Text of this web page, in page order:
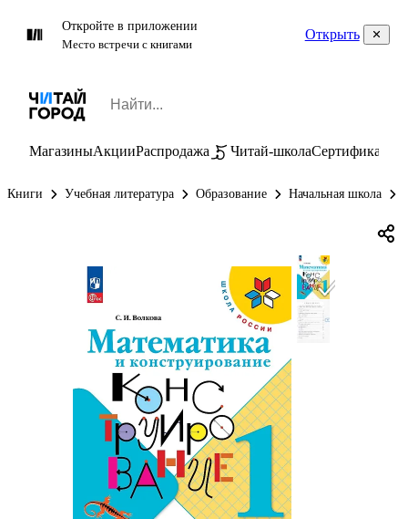
Откройте в приложении
Место встречи с книгами
Открыть
МагазиныАкцииРаспродажа Читай-школаСертификаты
Книги Учебная литература Образование Начальная школа